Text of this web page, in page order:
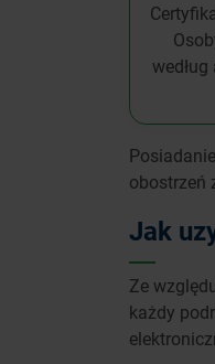
obostrzeń
Jak
Ze
każdy